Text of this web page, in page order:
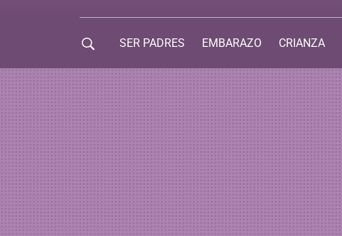
SER PADRES EMBARAZO CRIANZA